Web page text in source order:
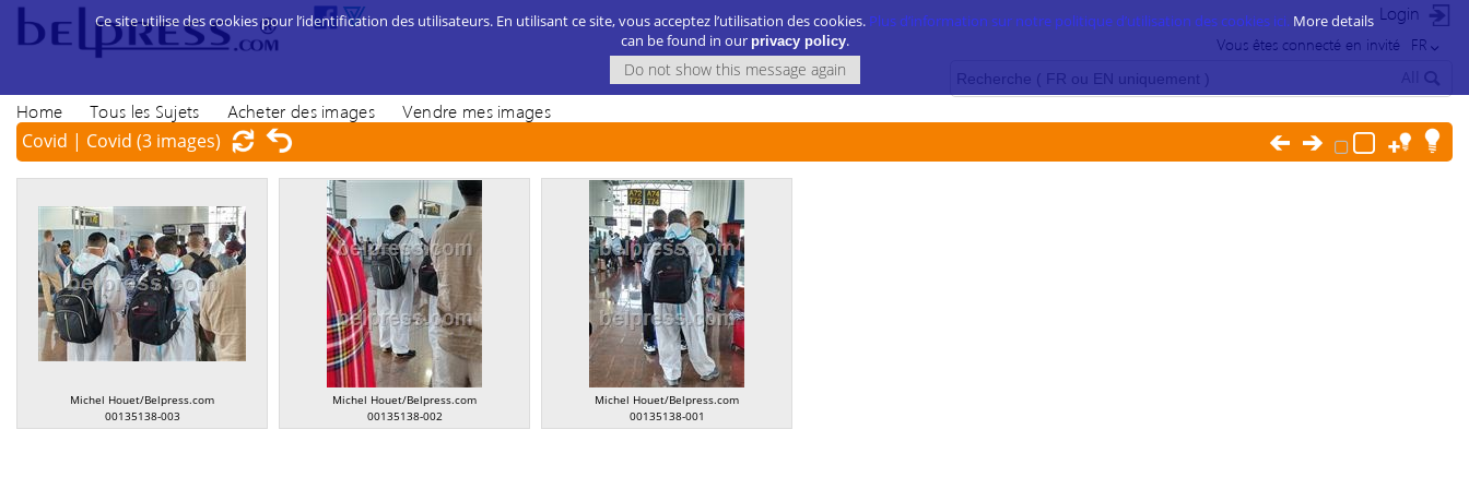
Login
FR
Vous êtes connecté en invité
Home Tous les Sujets Acheter des images Vendre mes images
Covid | Covid (3 images)
Michel Houet/Belpress.com
00135138-003
Michel Houet/Belpress.com
00135138-002
Michel Houet/Belpress.com
00135138-001
Ce site utilise des cookies pour l’identification des utilisateurs. En utilisant ce site, vous acceptez l’utilisation des cookies. Plus d’information sur notre politique d’utilisation des cookies ici. More details
can be found in our privacy policy.